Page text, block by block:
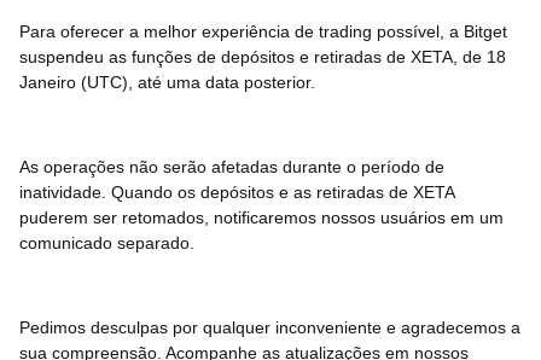
Para oferecer a melhor experiência de trading possível, a Bitget
suspendeu as funções de depósitos e retiradas de XETA, de 18
Janeiro (UTC), até uma data posterior.
As operações não serão afetadas durante o período de
inatividade. Quando os depósitos e as retiradas de XETA
puderem ser retomados, notificaremos nossos usuários em um
comunicado separado.
Pedimos desculpas por qualquer inconveniente e agradecemos a
sua compreensão. Acompanhe as atualizações em nossos